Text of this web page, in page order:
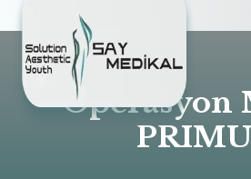
Operasyon